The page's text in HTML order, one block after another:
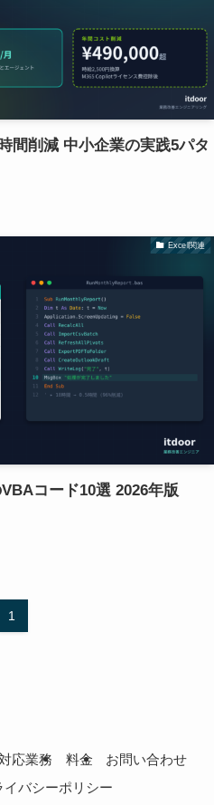
間削減 中小企業の実践5パタ
Excel関連
コード10選 2026年版
1
応業務 料金
お問い合わせ
イバシーポリシー